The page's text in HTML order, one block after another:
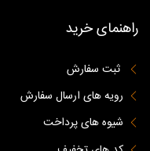
راهنمای خرید
ثبت سفارش
رویه های ارسال سفارش
شیوه های پرداخت